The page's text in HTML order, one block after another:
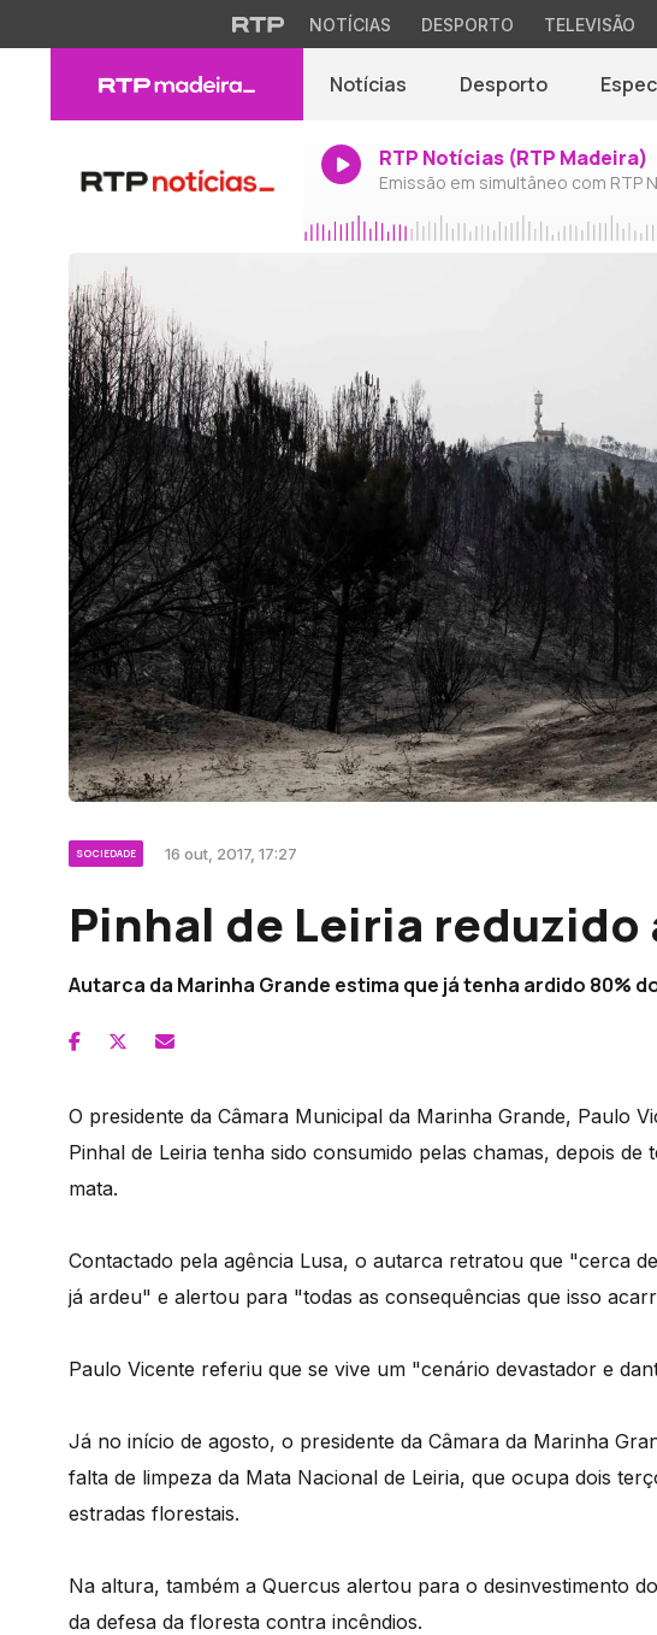
NOTÍCIAS DESPORTO TELEVISÃO
Notícias Desporto
RTP Notícias (RTP Madeira)
Emissão em simultâneo com RTP
SOCIEDADE 16 out, 2017, 17:27
Pinhal de Leiria reduzido
Autarca da Marinha Grande estima que já tenha ardido 80%
O presidente da Câmara Municipal da Marinha Grande, Paulo
Pinhal de Leiria tenha sido consumido pelas chamas, depois
mata.
Contactado pela agência Lusa, o autarca retratou que "cerca
já ardeu" e alertou para "todas as consequências que isso
Paulo Vicente referiu que se vive um "cenário devastador e
Já no início de agosto, o presidente da Câmara da Marinha
falta de limpeza da Mata Nacional de Leiria, que ocupa dois
estradas florestais.
Na altura, também a Quercus alertou para o desinvestimento
da defesa da floresta contra incêndios.